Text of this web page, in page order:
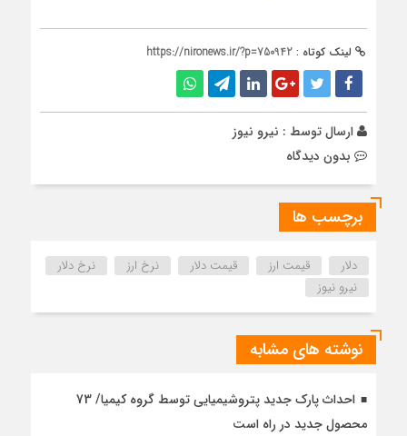
لینک کوتاه : https://nironews.ir/?p=750942
ارسال توسط : نیرو نیوز
بدون دیدگاه
برچسب ها
دلار قیمت ارز قیمت دلار نرخ ارز
نرخ دلار
نیرو نیوز
نوشته های مشابه
احداث پارک جدید پتروشیمیایی توسط گروه کیمیا/ 73
محصول جدید در راه است